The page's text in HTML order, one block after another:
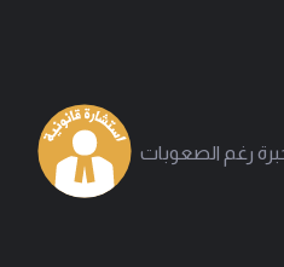
رغم الصعوبات